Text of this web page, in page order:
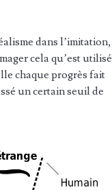
dans l’imitation,
cela qu’est utilisé
chaque progrès fait
un certain seuil de